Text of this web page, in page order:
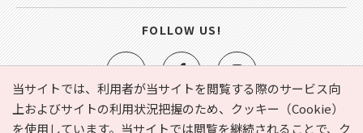
当サイトでは、利用者が当サイトを閲覧する際のサービス向
上およびサイトの利用状況把握のため、クッキー（Cookie）
を使用しています。当サイトでは閲覧を継続されることで、ク
FOLLOW US!